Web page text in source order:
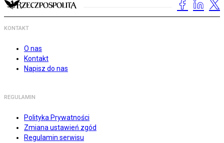
KONTAKT
O nas
Kontakt
Napisz do nas
REGULAMIN
Polityka Prywatności
Zmiana ustawień zgód
Regulamin serwisu